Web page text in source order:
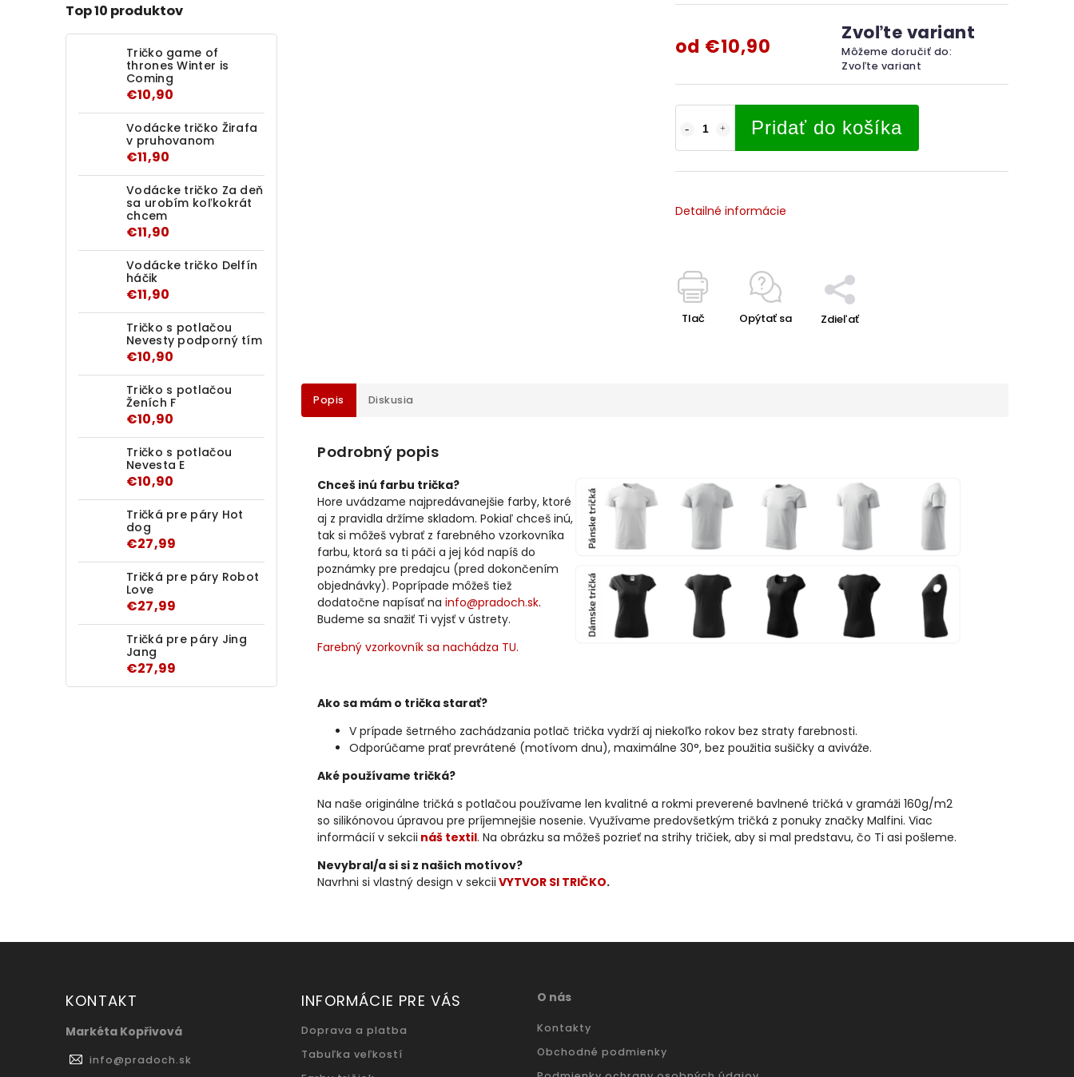
Top 10 produktov
Tričko game of
thrones Winter is
Coming
€10,90
Vodácke tričko Žirafa
v pruhovanom
€11,90
Vodácke tričko Za deň
sa urobím koľkokrát
chcem
€11,90
Vodácke tričko Delfín
háčik
€11,90
Tričko s potlačou
Nevesty podporný tím
€10,90
Tričko s potlačou
Ženích F
€10,90
Tričko s potlačou
Nevesta E
€10,90
Tričká pre páry Hot
dog
€27,99
Tričká pre páry Robot
Love
€27,99
Tričká pre páry Jing
Jang
€27,99
od €10,90
Zvoľte variant
Môžeme doručiť do:
Zvoľte variant
Pridať do košíka
Detailné informácie
Tlač Opýtať sa Zdieľať
Popis Diskusia
Podrobný popis
Chceš inú farbu trička?
Hore uvádzame najpredávanejšie farby, ktoré
aj z pravidla držíme skladom. Pokiaľ chceš inú,
tak si môžeš vybrať z farebného vzorkovníka
farbu, ktorá sa ti páči a jej kód napíš do
poznámky pre predajcu (pred dokončením
objednávky). Poprípade môžeš tiež
dodatočne napísať na info@pradoch.sk.
Budeme sa snažiť Ti vyjsť v ústrety.
Farebný vzorkovník sa nachádza TU.
Ako sa mám o trička starať?
V prípade šetrného zachádzania potlač trička vydrží aj niekoľko rokov bez straty farebnosti.
Odporúčame prať prevrátené (motívom dnu), maximálne 30°, bez použitia sušičky a aviváže.
Aké používame tričká?
Na naše originálne tričká s potlačou používame len kvalitné a rokmi preverené bavlnené tričká v gramáži 160g/m2
so silikónovou úpravou pre príjemnejšie nosenie. Využívame predovšetkým tričká z ponuky značky Malfini. Viac
informácií v sekcii náš textil. Na obrázku sa môžeš pozrieť na strihy tričiek, aby si mal predstavu, čo Ti asi pošleme.
Nevybral/a si si z našich motívov?
Navrhni si vlastný design v sekcii VYTVOR SI TRIČKO.
KONTAKT
Markéta Kopřivová
info@pradoch.sk
INFORMÁCIE PRE VÁS
Doprava a platba
Tabuľka veľkostí
O nás
Kontakty
Obchodné podmienky